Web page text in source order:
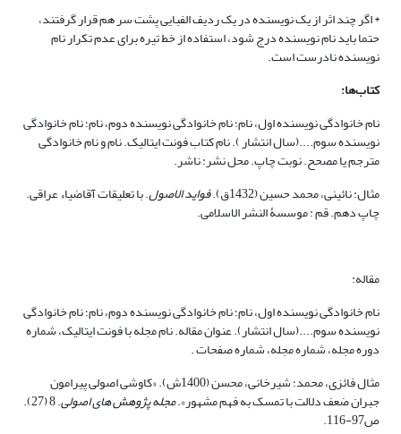
* اگر چند اثر از یک نویسنده در یک ردیف الفبایی پشت سر هم قرار گرفتند،
حتما باید نام نویسنده درج شود، استفاده از خط تیره برای عدم تکرار نام
نویسنده نادرست است.
کتابها:
نام خانوادگی نویسنده اول، نام؛ نام خانوادگی نویسنده دوم، نام؛ نام خانوادگی
نویسنده سوم....(سال انتشار ). نام کتاب فونت ایتالیک. نام و نام خانوادگی
مترجم یا مصحح. نوبت چاپ. محل نشر: ناشر.
مثال: نائینی، محمد حسین (1432ق).
فواید الاصول. با تعلیقات آقاضیاء عراقی.
چاپ دهم. قم : موسسۀ النشر الاسلامی.
مقاله:
نام خانوادگی نویسنده اول، نام؛ نام خانوادگی نویسنده دوم، نام؛ نام خانوادگی
نویسنده سوم....(سال انتشار). عنوان مقاله. نام مجله با فونت ایتالیک، شماره
دوره مجله، شماره مجله، شماره صفحات .
مثال فائزی، محمد؛ شیرخانی، محسن (1400ش). «کاوشی اصولی پیرامون
جبران ضعف دلالت با تمسک به فهم مشهور».مجله پژوهش های اصولی . 8 (27).
ص97-116.